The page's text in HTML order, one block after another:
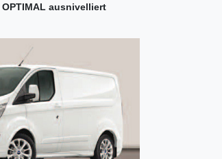
OPTIMAL ausnivelliert